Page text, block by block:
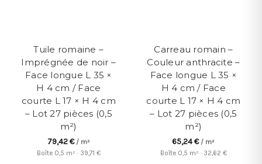
Tuile romaine –
Imprégnée de noir –
Face longue L 35 ×
H 4 cm / Face
courte L 17 × H 4 cm
– Lot 27 pièces (0,5
m²)
79,42 € / m²
Boîte 0,5 m² · 39,71 €
Carreau romain –
Couleur anthracite –
Face longue L 35 ×
H 4 cm / Face
courte L 17 × H 4 cm
– Lot 27 pièces (0,5
m²)
65,24 € / m²
Boîte 0,5 m² · 32,62 €